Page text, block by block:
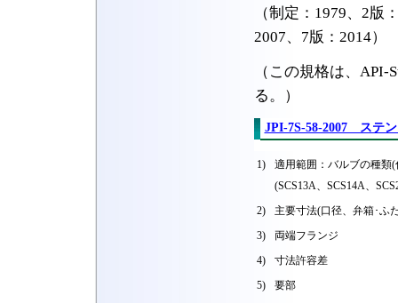
（制定：1979、2版
2007、7版：2014）
（この規格は、API-
る。）
JPI-7S-58-2007 ステ
1)
適用範囲：バルブの種類
(SCS13A、SCS14A、
2)
主要寸法(口径、弁箱･ふ
3)
両端フランジ
4)
寸法許容差
5)
要部